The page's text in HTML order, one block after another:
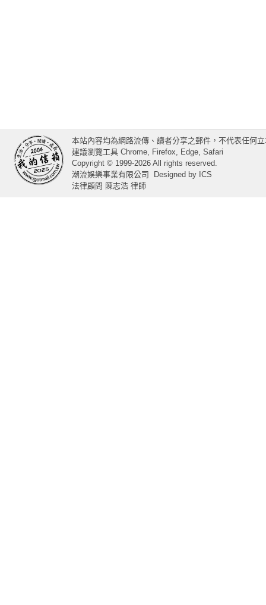
本站內容均為網路流傳、讀者分享之郵件，不代表任何
建議瀏覽工具 Chrome, Firefox, Edge, Safari
Copyright © 1999-2026 All rights reserved.
潮流娛樂事業有限公司
Designed by ICS
法律顧問 陳志浩 律師